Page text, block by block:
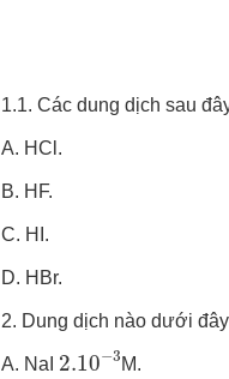
1.1. Các dung dịch sau
A.
B. HF.
C. HI.
D. HBr.
2. Dung dịch nào dưới
A. NaI 2.10−3
2.10−3